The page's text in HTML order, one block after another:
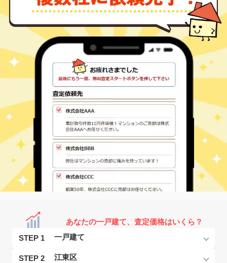
あなたの一戸建て、査定価格はいくら？
STEP 1
STEP 2